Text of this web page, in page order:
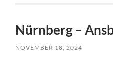
Nürnberg –
NOVEMBER 18, 2024